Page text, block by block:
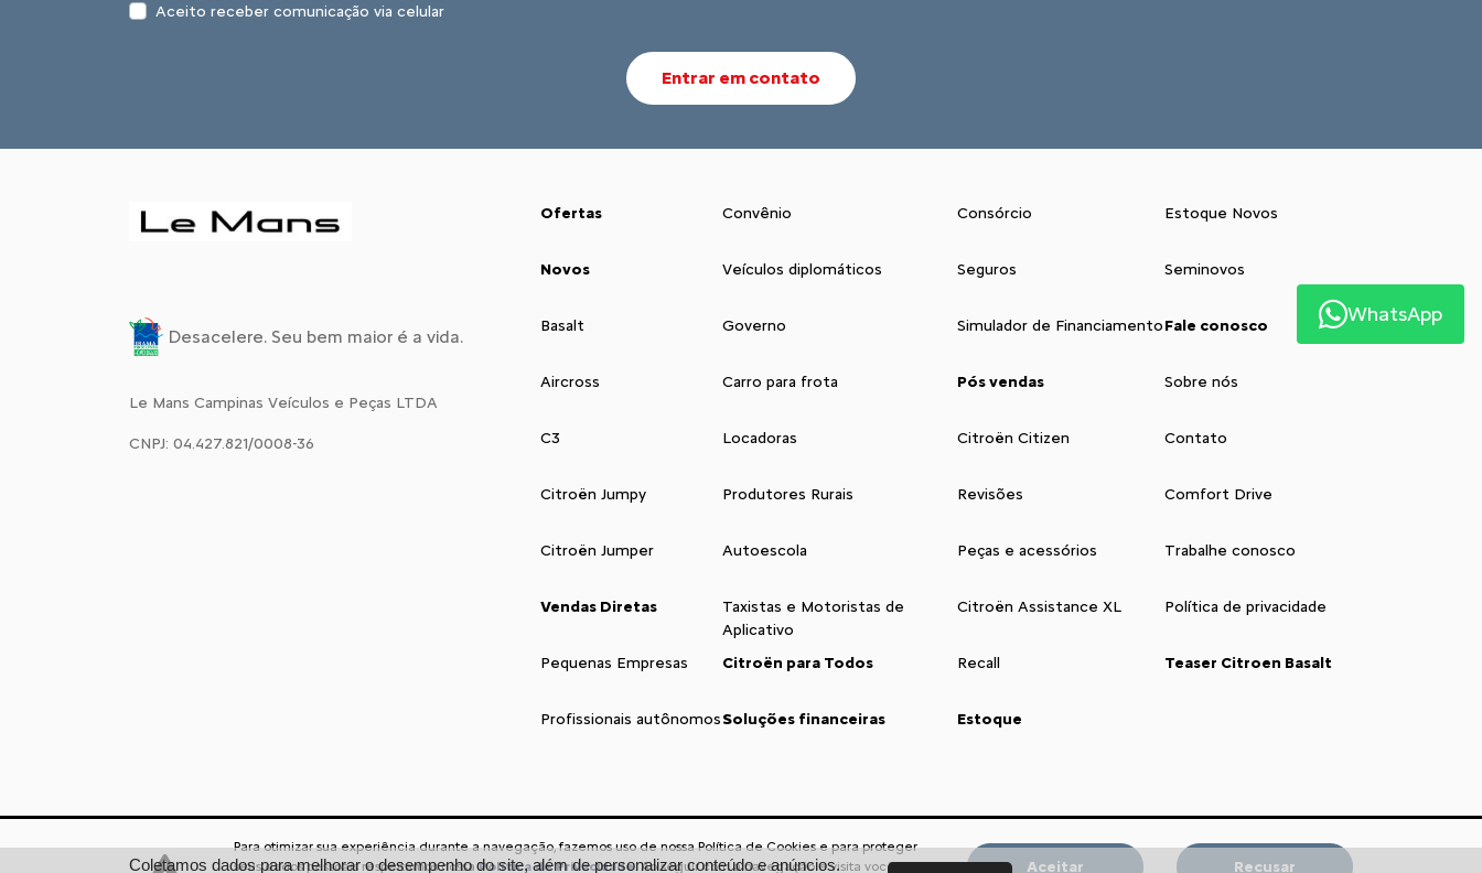
Aceito receber comunicação via celular
Entrar em contato
Desacelere. Seu bem maior é a vida.
Le Mans Campinas Veículos e Peças LTDA
CNPJ: 04.427.821/0008-36
Ofertas
Novos
Basalt
Aircross
C3
Citroën Jumpy
Citroën Jumper
Vendas Diretas
Pequenas Empresas
Profissionais autônomos
Convênio
Veículos diplomáticos
Governo
Carro para frota
Locadoras
Produtores Rurais
Autoescola
Taxistas e Motoristas de
Aplicativo
Citroën para Todos
Soluções financeiras
Consórcio
Seguros
Simulador de Financiamento
Pós vendas
Citroën Citizen
Revisões
Peças e acessórios
Citroën Assistance XL
Recall
Estoque
Estoque Novos
Seminovos
Fale conosco
Sobre nós
Contato
Comfort Drive
Trabalhe conosco
Política de privacidade
Teaser Citroen Basalt
Desenvolvido pela DEALERSPACE ® Direitos Reservados. Acompanhe nossa concessionária nas Redes Sociais:
WhatsApp
Para otimizar sua experiência durante a navegação, fazemos uso de nossa Política de Cookies e para proteger
seus dados pessoais respeitamos nossaPolítica de Privacidade. Ao seguir com a navegação e visita você Aceitar Recusar
Coletamos dados para melhorar o desempenho do site, além de personalizar conteúdo e anúncios.